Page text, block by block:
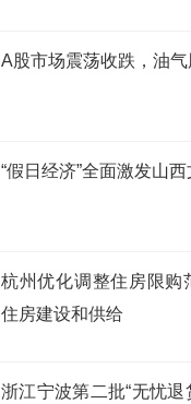
A股市场震荡收跌，油气
“假日经济”全面激发山
杭州优化调整住房限购
住房建设和供给
浙江宁波第二批“无忧退